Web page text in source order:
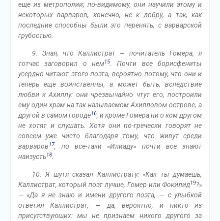
еще из метрополии; по-видимому, они научили этому и
некоторых варваров, конечно, не к добру, а так, как
последние способны были это перенять, с варварской
грубостью.
9. Зная, что Каллистрат — почитатель Гомера, я
тотчас заговорил о нем15. Почти все борисфениты
усердно читают этого поэта, вероятно потому, что они и
теперь еще воинственны, а может быть, вследствие
любви к Ахиллу: они чрезвычайно чтут его, построили
ему один храм на так называемом Ахилловом острове, а
другой в самом городе16, и кроме Гомера ни о ком другом
не хотят и слушать. Хотя они по-гречески говорят не
совсем уже чисто благодаря тому, что живут среди
варваров17, по все-таки «Илиаду» почти все знают
наизусть18.
10. Я шутя сказал Каллистрату: «Как ты думаешь,
Каллистрат, который поэт лучше, Гомер или Фокилид19?»
— «Да я не знаю и имени другого поэта, — с улыбкой
ответил Каллистрат, — да, вероятно, и никто из
присутствующих: мы не признаем никого другого за